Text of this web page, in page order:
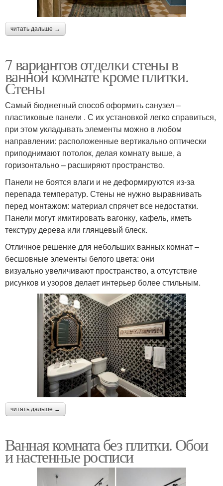
читать дальше →
7 вариантов отделки стены в
ванной комнате кроме плитки.
Стены
Самый бюджетный способ оформить санузел –
пластиковые панели . С их установкой легко справиться,
при этом укладывать элементы можно в любом
направлении: расположенные вертикально оптически
приподнимают потолок, делая комнату выше, а
горизонтально – расширяют пространство.
Панели не боятся влаги и не деформируются из-за
перепада температур. Стены не нужно выравнивать
перед монтажом: материал спрячет все недостатки.
Панели могут имитировать вагонку, кафель, иметь
текстуру дерева или глянцевый блеск.
Отличное решение для небольших ванных комнат –
бесшовные элементы белого цвета: они
визуально увеличивают пространство, а отсутствие
рисунков и узоров делает интерьер более стильным.
читать дальше →
Ванная комната без плитки. Обои
и настенные росписи